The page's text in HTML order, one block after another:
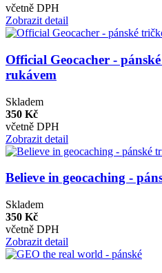
včetně DPH
Zobrazit detail
Official Geocacher -
rukávem
Skladem
350 Kč
včetně DPH
Zobrazit detail
Believe in geocaching -
Skladem
350 Kč
včetně DPH
Zobrazit detail